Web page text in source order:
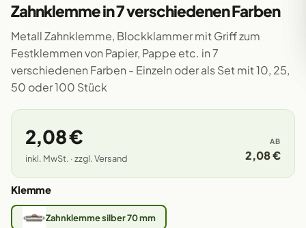
Zahnklemme in 7 verschiedenen Farben
Metall Zahnklemme, Blockklammer mit Griff zum
Festklemmen von Papier, Pappe etc. in 7
verschiedenen Farben - Einzeln oder als Set mit 10, 25,
50 oder 100 Stück
2,08 €
inkl. MwSt. · zzgl. Versand
AB
2,08 €
Klemme
Zahnklemme silber 70 mm